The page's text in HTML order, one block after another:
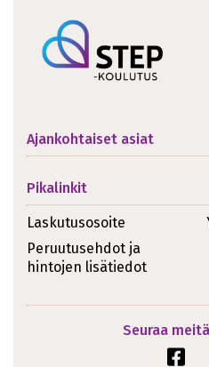
Ajankohtaiset asiat
Pikalinkit
Laskutusosoite
Peruutusehdot ja
hintojen lisätiedot
Seuraa